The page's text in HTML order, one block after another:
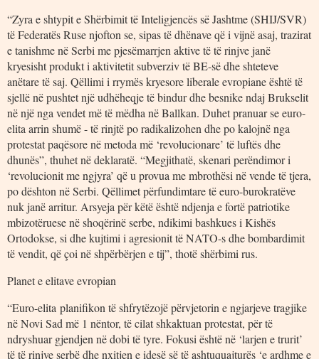
“Zyra e shtypit e Shërbimit të Inteligjencës së Jashtme (SHIJ/SVR)
të Federatës Ruse njofton se, sipas të dhënave që i vijnë asaj, trazirat
e tanishme në Serbi me pjesëmarrjen aktive të të rinjve janë
kryesisht produkt i aktivitetit subverziv të BE-së dhe shteteve
anëtare të saj. Qëllimi i rrymës kryesore liberale evropiane është të
sjellë në pushtet një udhëheqje të bindur dhe besnike ndaj Brukselit
në një nga vendet më të mëdha në Ballkan. Duhet pranuar se euro-
elita arrin shumë - të rinjtë po radikalizohen dhe po kalojnë nga
protestat paqësore në metoda më ‘revolucionare’ të luftës dhe
dhunës”, thuhet në deklaratë. “Megjithatë, skenari perëndimor i
‘revolucionit me ngjyra’ që u provua me mbrothësi në vende të tjera,
po dështon në Serbi. Qëllimet përfundimtare të euro-burokratëve
nuk janë arritur. Arsyeja për këtë është ndjenja e fortë patriotike
mbizotëruese në shoqërinë serbe, ndikimi bashkues i Kishës
Ortodokse, si dhe kujtimi i agresionit të NATO-s dhe bombardimit
të vendit, që çoi në shpërbërjen e tij”, thotë shërbimi rus.
Planet e elitave evropian
“Euro-elita planifikon të shfrytëzojë përvjetorin e ngjarjeve tragjike
në Novi Sad më 1 nëntor, të cilat shkaktuan protestat, për të
ndryshuar gjendjen në dobi të tyre. Fokusi është në ‘larjen e trurit’
të të rinjve serbë dhe nxitjen e idesë së të ashtuquajturës ‘e ardhme e